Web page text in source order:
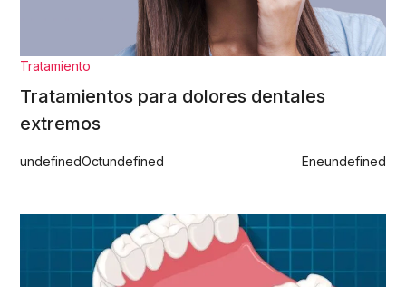
Tratamiento
Tratamientos para dolores dentales
extremos
undefinedOctundefined Eneundefined